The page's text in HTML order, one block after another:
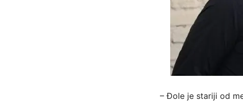
– Đole je stariji od